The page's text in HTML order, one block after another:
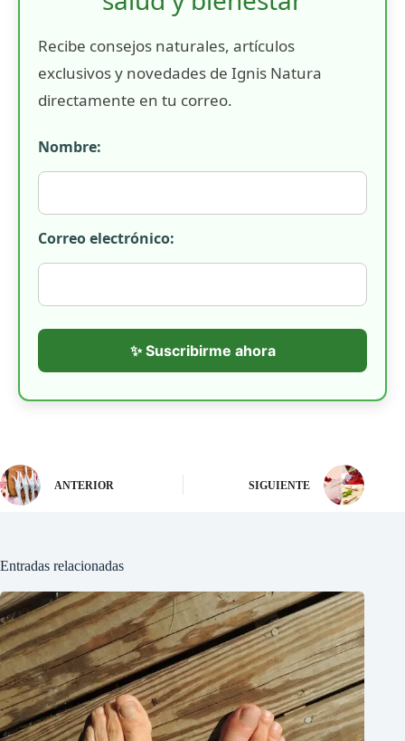
Recibe consejos naturales, artículos
exclusivos y novedades de Ignis Natura
directamente en tu correo.
Nombre:
Correo electrónico:
✨ Suscribirme ahora
ANTERIOR SIGUIENTE
Entradas relacionadas